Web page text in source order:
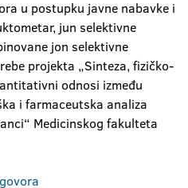
u postupku javne nabavke i
jun selektivne
jon selektivne
projekta „Sinteza, fizičko-
odnosi između
i farmaceutska analiza
Medicinskog fakulteta